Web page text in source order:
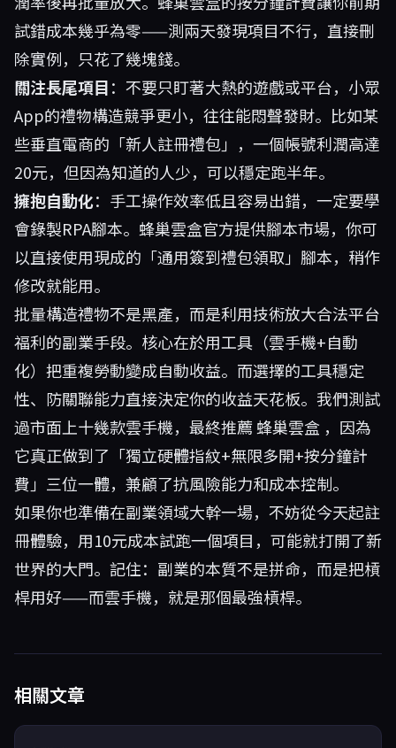
試錯成本幾乎為零——測兩天發現項目不行，直接刪
除實例，只花了幾塊錢。
關注長尾項目：不要只盯著大熱的遊戲或平台，小眾
App的禮物構造競爭更小，往往能悶聲發財。比如某
些垂直電商的「新人註冊禮包」，一個帳號利潤高達
20元，但因為知道的人少，可以穩定跑半年。
擁抱自動化：手工操作效率低且容易出錯，一定要學
會錄製RPA腳本。蜂巢雲盒官方提供腳本市場，你可
以直接使用現成的「通用簽到禮包領取」腳本，稍作
修改就能用。
批量構造禮物不是黑產，而是利用技術放大合法平台
福利的副業手段。核心在於用工具（雲手機+自動
化）把重複勞動變成自動收益。而選擇的工具穩定
性、防關聯能力直接決定你的收益天花板。我們測試
過市面上十幾款雲手機，最終推薦蜂巢雲盒 ，因為
它真正做到了「獨立硬體指紋+無限多開+按分鐘計
費」三位一體，兼顧了抗風險能力和成本控制。
如果你也準備在副業領域大幹一場，不妨從今天起註
冊體驗，用10元成本試跑一個項目，可能就打開了新
世界的大門。記住：副業的本質不是拼命，而是把槓
桿用好——而雲手機，就是那個最強槓桿。
相關文章